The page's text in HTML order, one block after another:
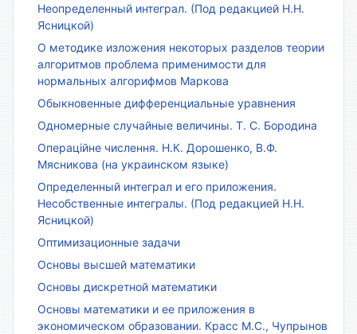
Неопределенный интеграл. (Под редакцией Н.Н.
Ясницкой)
О методике изложения некоторых разделов теории
алгоритмов проблема применимости для
нормальных алгорифмов Маркова
Обыкновенные дифференциальные уравнения
Одномерные случайные величины. Т. С. Бородина
Операційне числення. Н.К. Дорошенко, В.Ф.
Мясникова (на украинском языке)
Определенный интеграл и его приложения.
Несобственные интегралы. (Под редакцией Н.Н.
Ясницкой)
Оптимизационные задачи
Основы высшей математики
Основы дискретной математики
Основы математики и ее приложения в
экономическом образовании. Красс М.С., Чупрынов